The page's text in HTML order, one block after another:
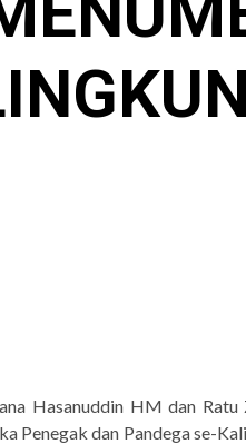
Hasanuddin HM dan
Penegak dan Pandega se-